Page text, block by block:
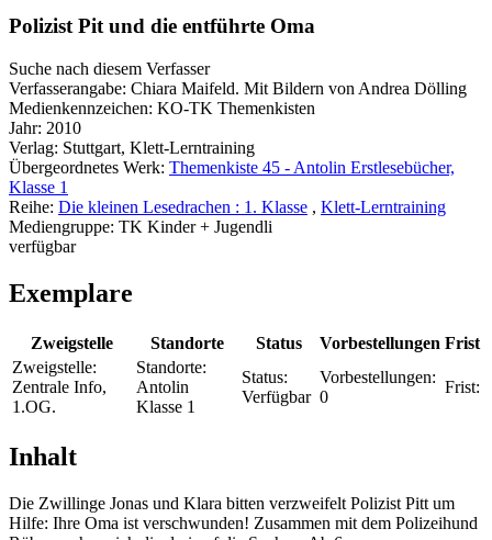
Polizist Pit und die entführte Oma
Suche nach diesem Verfasser
Verfasserangabe: Chiara Maifeld. Mit Bildern von Andrea Dölling
Medienkennzeichen: KO-TK Themenkisten
Jahr: 2010
Verlag: Stuttgart, Klett-Lerntraining
Übergeordnetes Werk: Themenkiste 45 - Antolin Erstlesebücher,
Klasse 1
Reihe: Die kleinen Lesedrachen : 1. Klasse , Klett-Lerntraining
Mediengruppe: TK Kinder + Jugendli
verfügbar
Exemplare
Zweigstelle Standorte Status Vorbestellungen Frist
Zweigstelle:
Zentrale Info,
1.OG.
Standorte:
Antolin
Klasse 1
Status:
Verfügbar
Vorbestellungen:
0
Frist:
Inhalt
Die Zwillinge Jonas und Klara bitten verzweifelt Polizist Pitt um
Hilfe: Ihre Oma ist verschwunden! Zusammen mit dem Polizeihund